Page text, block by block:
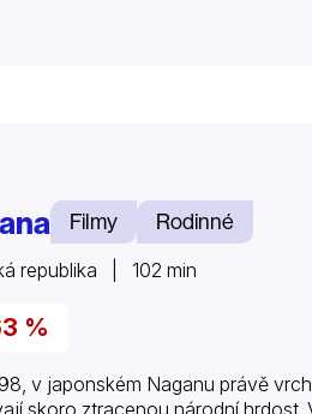
Filmy Rodinné
republika | 102 min
%
v japonském Naganu právě
skoro ztracenou národní